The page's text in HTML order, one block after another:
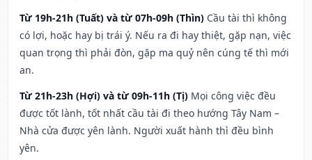
Từ 19h-21h (Tuất) và từ 07h-09h (Thìn) Cầu tài thì không
có lợi, hoặc hay bị trái ý. Nếu ra đi hay thiệt, gặp nạn, việc
quan trọng thì phải đòn, gặp ma quỷ nên cúng tế thì mới
an.
Từ 21h-23h (Hợi) và từ 09h-11h (Tị) Mọi công việc đều
được tốt lành, tốt nhất cầu tài đi theo hướng Tây Nam –
Nhà cửa được yên lành. Người xuất hành thì đều bình
yên.